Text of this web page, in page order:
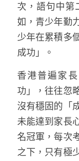
次，語句中第
如，青少年勤
少年在累積多
成功」。
香港普遍家
功」，往往忽
沒有穩固的「
未能達到家長
名冠軍，每次
之下，只有極